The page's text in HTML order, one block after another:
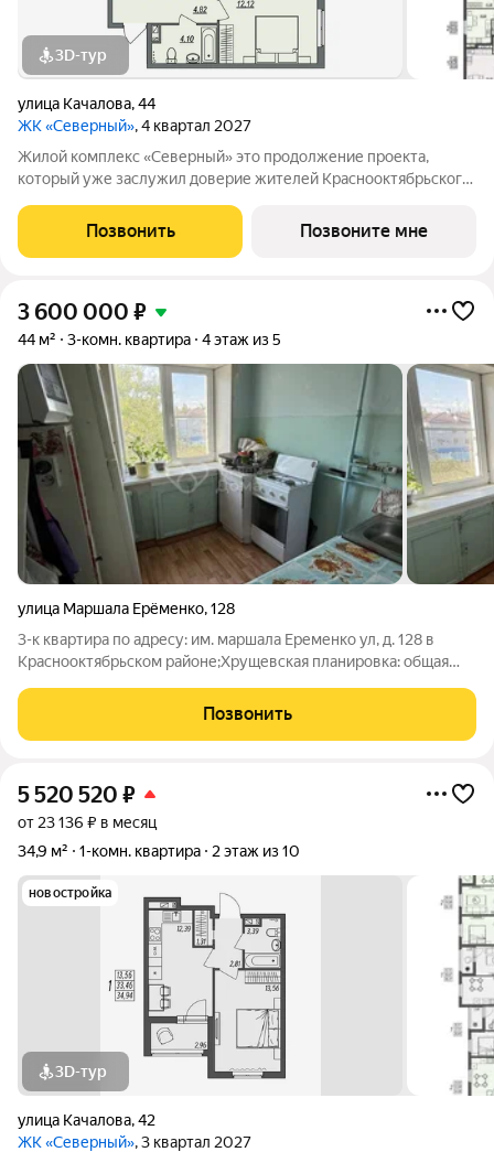
3D-тур
улица Качалова,44
ЖК «Северный», 4 квартал 2027
Жилой комплекс «Северный» это продолжение проекта,
который уже заслужил доверие жителей Краснооктябрьского
благоустроенную территорию и комфортную среду для
жизни. Новый этап проекта создан с учетом
Позвонить Позвоните мне
3 600 000 ₽
44 м² 3-комн. квартира 4 этаж из 5
улица Маршала Ерёменко,128
3-к квартира по адресу: им. маршала Еременко ул, д. 128 в
Краснооктябрьском районе;Хрущевская планировка: общая
метровПластиковые окна. На полу линолеум. Стоят счетчики
на воду, газ ,свет. Есть
Позвонить
5 520 520 ₽
от 23 136 ₽ в месяц
34,9 м²
1-комн. квартира 2 этаж из 10
новостройка
3D-тур
улица Качалова,42
ЖК «Северный», 3 квартал 2027